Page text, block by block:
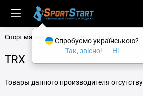
Спорт магазин SPORTSTART Бренд ТRХ
ТRХ
Товары данного производителя
Спробуємо українською?
Так, звісно!
Ні